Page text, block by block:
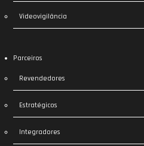
Videovigilância
Parceiros
Revendedores
Estratégicos
Integradores